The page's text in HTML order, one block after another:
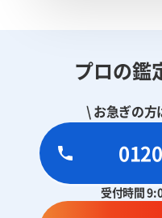
プロの鑑
\ お急ぎの方
受付時間